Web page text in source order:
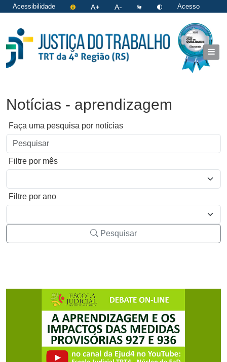
Acessibilidade
Acesso
Notícias - aprendizagem
Faça uma pesquisa por notícias
Filtre por mês
Filtre por ano
Pesquisar